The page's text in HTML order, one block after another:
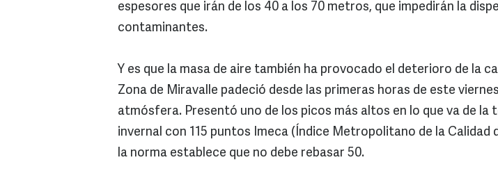
espesores que irán de los 40 a los 70 metros, que impedirán la
contaminantes.
Y es que la masa de aire también ha provocado el deterioro de la
Zona de Miravalle padeció desde las primeras horas de este
atmósfera. Presentó uno de los picos más altos en lo que va de la
invernal con 115 puntos Imeca (Índice Metropolitano de la Calidad
la norma establece que no debe rebasar 50.